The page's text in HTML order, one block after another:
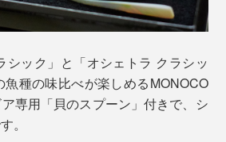
くベタッとした食感だったのに対
ッキリしていました。
までに、塩の分量、熟成の温度・
つくっては寝かせ、つくっては寝
シック」と「オシェトラ クラシッ
種の味比べが楽しめるMONOCO
専用「貝のスプーン」付きで、シ
。